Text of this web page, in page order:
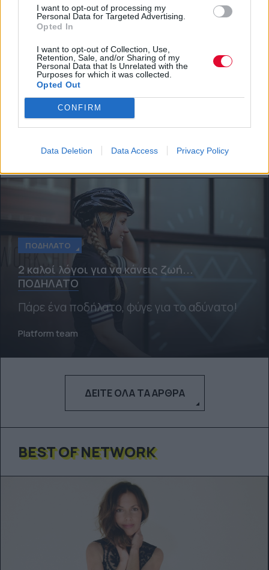
I want to opt-out of processing my
Personal Data for Targeted Advertising.
Opted In
I want to opt-out of Collection, Use,
Retention, Sale, and/or Sharing of my
Personal Data that Is Unrelated with the
Purposes for which it was collected.
Opted Out
CONFIRM
Data Deletion Data Access Privacy Policy
ΠΟΔΉΛΑΤΟ
Να γιατί πρέπει να πηγαίνεις στη δουλειά
με το ποδήλατο
Τα αποτελέσματα νέων μελετών μας
προτρέπουν να ξεκινήσουμε τις
ορθοπεταλιές.
Platform team
ΠΟΔΉΛΑΤΟ
2 καλοί λόγοι για να κάνεις ζωή...
ΠΟΔΗΛΑΤΟ
Πάρε ένα ποδήλατο, φύγε για το αδύνατο!
Platform team
ΔΕΊΤΕ ΌΛΑ ΤΑ ΆΡΘΡΑ
BEST OF NETWORK